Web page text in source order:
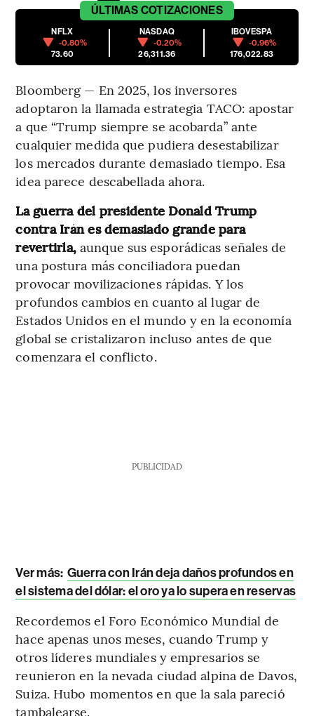
ÚLTIMAS COTIZACIONES
NFLX
-0.80%
73.60
NASDAQ
-0.20%
26,311.36
IBOVESPA
-0.96%
176,022.83
Bloomberg — En 2025, los inversores
adoptaron la llamada estrategia TACO: apostar
a que “Trump siempre se acobarda” ante
cualquier medida que pudiera desestabilizar
los mercados durante demasiado tiempo. Esa
idea parece descabellada ahora.
La guerra del presidente Donald Trump
contra Irán es demasiado grande para
revertirla, aunque sus esporádicas señales de
una postura más conciliadora puedan
provocar movilizaciones rápidas. Y los
profundos cambios en cuanto al lugar de
Estados Unidos en el mundo y en la economía
global se cristalizaron incluso antes de que
comenzara el conflicto.
PUBLICIDAD
Ver más: Guerra con Irán deja daños profundos en
el sistema del dólar: el oro ya lo supera en reservas
Recordemos el Foro Económico Mundial de
hace apenas unos meses, cuando Trump y
otros líderes mundiales y empresarios se
reunieron en la nevada ciudad alpina de Davos,
Suiza. Hubo momentos en que la sala pareció
tambalearse.